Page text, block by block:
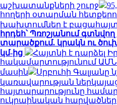
աշխատանքների շուրջ
հողերի օտարման
խախտումներ է
հրդեհ՝ Պռոշյանում
տարածքում. կրակն ու
կմ-ից
Հայտնի է դարձել
հակամարտությունում
մասին
Սրբուհի Գալյանը
կառավարության
հայտարարությունը
ուկրաինական